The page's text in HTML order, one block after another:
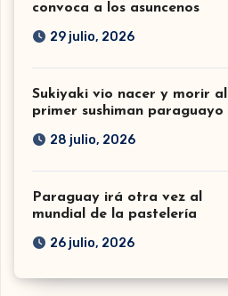
convoca a los asuncenos
29 julio, 2026
Sukiyaki vio nacer y morir al
primer sushiman paraguayo
28 julio, 2026
Paraguay irá otra vez al
mundial de la pastelería
26 julio, 2026